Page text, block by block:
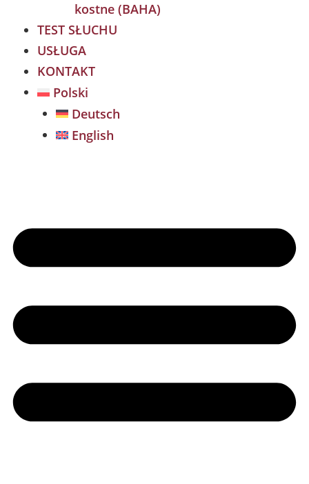
kostne (BAHA)
TEST SŁUCHU
USŁUGA
KONTAKT
Polski
Deutsch
English